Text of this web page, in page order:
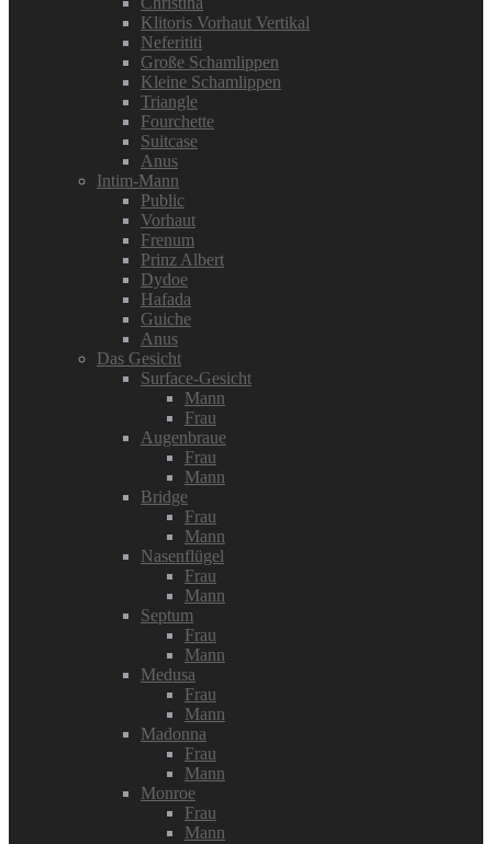
Klitoris Vorhaut Vertikal
Neferititi
Große Schamlippen
Kleine Schamlippen
Triangle
Fourchette
Suitcase
Anus
Intim-Mann
Public
Vorhaut
Frenum
Prinz Albert
Dydoe
Hafada
Guiche
Anus
Das Gesicht
Surface-Gesicht
Mann
Frau
Augenbraue
Frau
Mann
Bridge
Frau
Mann
Nasenflügel
Frau
Mann
Septum
Frau
Mann
Medusa
Frau
Mann
Madonna
Frau
Mann
Monroe
Frau
Mann